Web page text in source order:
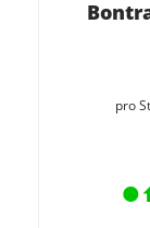
pro